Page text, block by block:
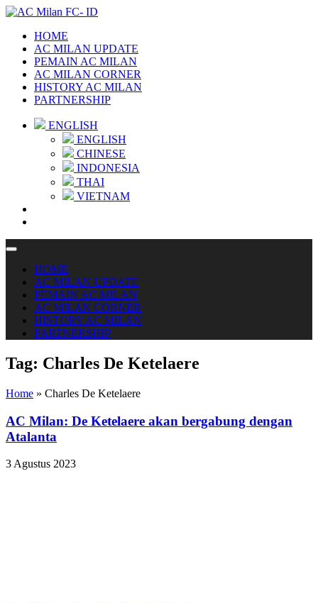
HOME
AC MILAN UPDATE
PEMAIN AC MILAN
AC MILAN CORNER
HISTORY AC MILAN
PARTNERSHIP
ENGLISH
ENGLISH
CHINESE
INDONESIA
THAI
VIETNAM
HOME
AC MILAN UPDATE
PEMAIN AC MILAN
AC MILAN CORNER
HISTORY AC MILAN
PARTNERSHIP
Tag: Charles De Ketelaere
Home » Charles De Ketelaere
AC Milan: De Ketelaere akan bergabung dengan
Atalanta
3 Agustus 2023